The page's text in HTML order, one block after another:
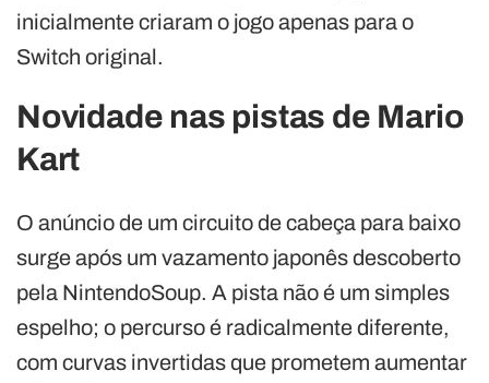
inicialmente criaram o jogo apenas para o
Switch original.
Novidade nas pistas de Mario
Kart
O anúncio de um circuito de cabeça para baixo
surge após um vazamento japonês descoberto
pela NintendoSoup. A pista não é um simples
espelho; o percurso é radicalmente diferente,
com curvas invertidas que prometem aumentar